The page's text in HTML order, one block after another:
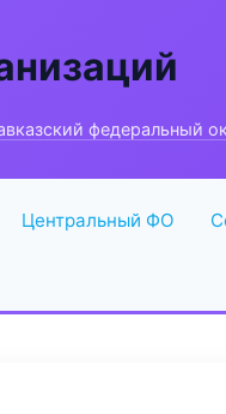
федеральный
Центральный ФО